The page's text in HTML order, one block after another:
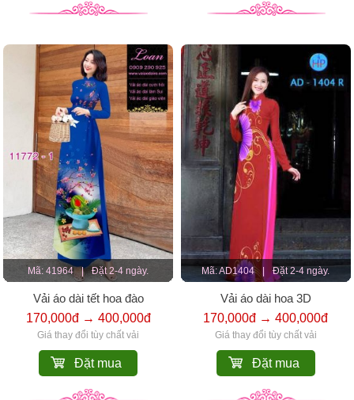
Mã: 41964 | Đặt 2-4 ngày.
Vải áo dài tết hoa đào
170,000đ → 400,000đ
Giá thay đổi tùy chất vải
Đặt mua
Mã: AD1404 Đặt 2-4 ngày.
Vải áo dài hoa 3D
170,000đ → 400,000đ
Giá thay đổi tùy chất vải
Đặt mua